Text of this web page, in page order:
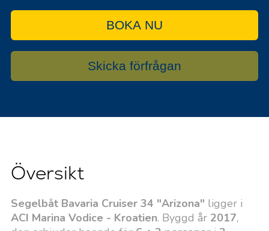
BOKA NU
Skicka förfrågan
Översikt
Segelbåt Bavaria Cruiser 34 "Arizona" ligger i
ACI Marina Vodice - Kroatien. Byggd år 2017,